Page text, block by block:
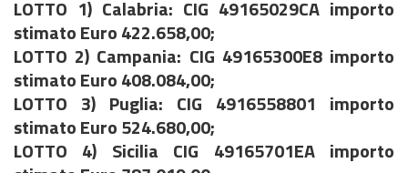
LOTTO 1) Calabria: CIG 49165029CA importo
stimato Euro 422.658,00;
LOTTO 2) Campania: CIG 49165300E8 importo
stimato Euro 408.084,00;
LOTTO 3) Puglia: CIG 4916558801 importo
stimato Euro 524.680,00;
LOTTO 4) Sicilia CIG 49165701EA importo